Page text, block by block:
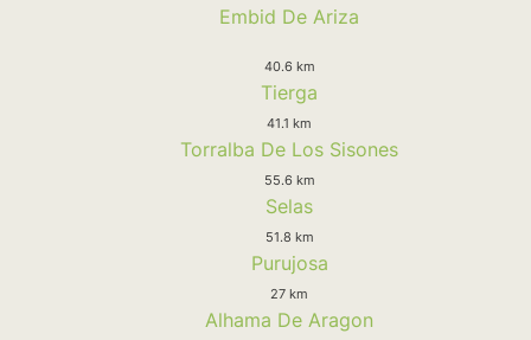
Embid De Ariza
40.6 km
Tierga
41.1 km
Torralba De Los Sisones
55.6 km
Selas
51.8 km
Purujosa
27 km
Alhama De Aragon